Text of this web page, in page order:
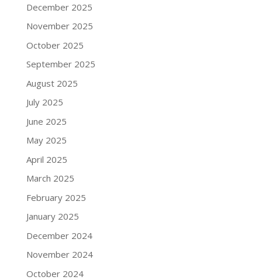
December 2025
November 2025
October 2025
September 2025
August 2025
July 2025
June 2025
May 2025
April 2025
March 2025
February 2025
January 2025
December 2024
November 2024
October 2024